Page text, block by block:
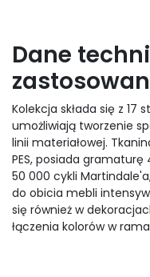
Dane
Kolekcja składa się z
umożliwiają tworzenie
linii materiałowej.
PES, posiada
50 000 cykli
do obicia mebli
się również w
łączenia kolorów w